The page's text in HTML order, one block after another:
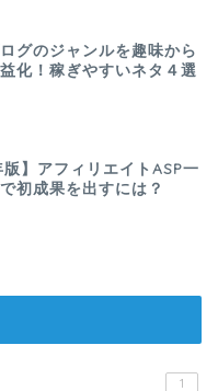
グのジャンルを趣味から
化！稼ぎやすいネタ４選
版】アフィリエイトASP一
初成果を出すには？
1